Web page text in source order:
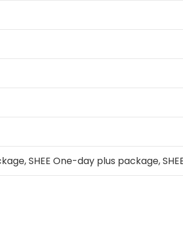
SHEE One-day plus package,